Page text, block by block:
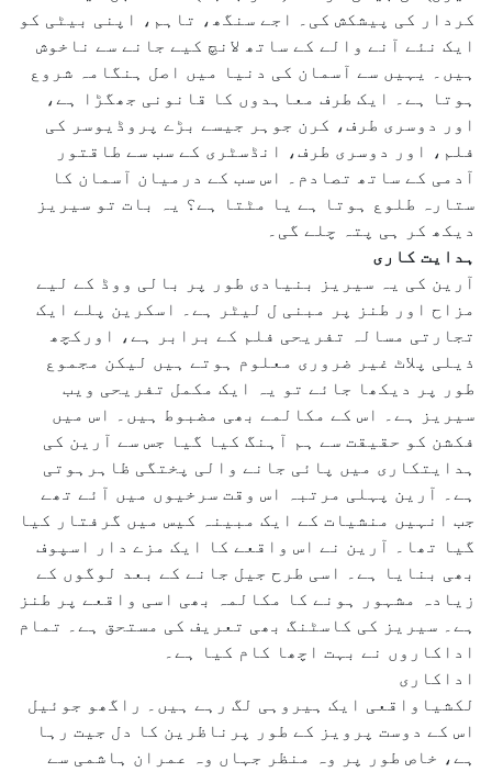
کردار کی پیشکش کی۔ اجے سنگھ، تاہم، اپنی بیٹی کو
ایک نئے آنے والے کے ساتھ لانچ کیے جانے سے ناخوش
ہیں۔ یہیں سے آسمان کی دنیا میں اصل ہنگامہ شروع
ہوتا ہے۔ ایک طرف معاہدوں کا قانونی جھگڑا ہے،
اور دوسری طرف، کرن جوہر جیسے بڑے پروڈیوسر کی
فلم، اور دوسری طرف، انڈسٹری کے سب سے طاقتور
آدمی کے ساتھ تصادم۔ اس سب کے درمیان آسمان کا
ستارہ طلوع ہوتا ہے یا مٹتا ہے؟ یہ بات تو سیریز
دیکھ کر ہی پتہ چلے گی۔
ہدایت کاری
آرین کی یہ سیریز بنیادی طور پر بالی ووڈ کے لیے
مزاح اور طنز پر مبنی ل لیٹر ہے۔ اسکرین پلے ایک
تجارتی مسالہ تفریحی فلم کے برابر ہے، اورکچھ
ذیلی پلاٹ غیر ضروری معلوم ہوتے ہیں لیکن مجموع
طور پر دیکھا جائے تو یہ ایک مکمل تفریحی ویب
سیریز ہے۔ اس کے مکالمے بھی مضبوط ہیں۔ اس میں
فکشن کو حقیقت سے ہم آہنگ کیا گیا جس سے آرین کی
ہدایتکاری میں پائی جانے والی پختگی ظاہرہوتی
ہے۔ آرین پہلی مرتبہ اس وقت سرخیوں میں آئے تھے
جب انہیں منشیات کے ایک مبینہ کیس میں گرفتار کیا
گیا تھا۔ آرین نے اس واقعے کا ایک مزے دار اسپوف
بھی بنایا ہے۔ اسی طرح جیل جانے کے بعد لوگوں کے
زیادہ مشہور ہونے کا مکالمہ بھی اسی واقعے پر طنز
ہے۔ سیریز کی کاسٹنگ بھی تعریف کی مستحق ہے۔ تمام
اداکاروں نے بہت اچھا کام کیا ہے۔
اداکاری
لکشیاواقعی ایک ہیروہی لگ رہے ہیں۔ راگھو جوئیل
اس کے دوست پرویز کے طور پرناظرین کا دل جیت رہا
ہے، خاص طور پر وہ منظر جہاں وہ عمران ہاشمی سے